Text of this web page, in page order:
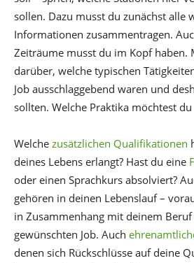
sollen. Dazu musst du zunächst alle
Informationen zusammentragen.
Zeiträume musst du im Kopf haben.
darüber, welche typischen
Job ausschlaggebend waren und
sollten. Welche Praktika möchtest du
Welche zusätzlichen Qualifikationen
deines Lebens erlangt? Hast du eine
oder einen Sprachkurs absolviert?
gehören in deinen Lebenslauf –
in Zusammenhang mit deinem
gewünschten Job. Auch
denen sich Rückschlüsse auf deine